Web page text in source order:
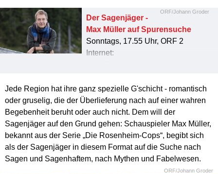
ORF/Johann Groder
Der Sagenjäger -
Max Müller auf Spurensuche
Sonntags, 17.55 Uhr, ORF 2
Internet:
Jede Region hat ihre ganz spezielle G'schicht - romantisch
oder gruselig, die der Überlieferung nach auf einer wahren
Begebenheit beruht oder auch nicht. Dem will der
Sagenjäger auf den Grund gehen: Schauspieler Max Müller,
bekannt aus der Serie „Die Rosenheim-Cops“, begibt sich
als der Sagenjäger in diesem Format auf die Suche nach
Sagen und Sagenhaftem, nach Mythen und Fabelwesen.
ORF/Johann Groder